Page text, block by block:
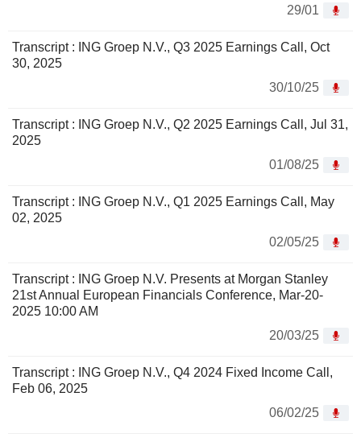
29/01
Transcript : ING Groep N.V., Q3 2025 Earnings Call, Oct
30, 2025
30/10/25
Transcript : ING Groep N.V., Q2 2025 Earnings Call, Jul 31,
2025
01/08/25
Transcript : ING Groep N.V., Q1 2025 Earnings Call, May
02, 2025
02/05/25
Transcript : ING Groep N.V. Presents at Morgan Stanley
21st Annual European Financials Conference, Mar-20-
2025 10:00 AM
20/03/25
Transcript : ING Groep N.V., Q4 2024 Fixed Income Call,
Feb 06, 2025
06/02/25